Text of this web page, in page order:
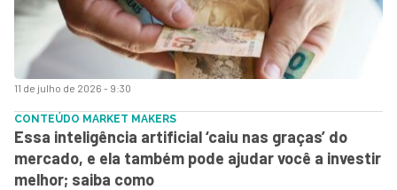
11 de julho de 2026 - 9:30
CONTEÚDO MARKET MAKERS
Essa inteligência artificial ‘caiu nas graças’ do
mercado, e ela também pode ajudar você a investir
melhor; saiba como